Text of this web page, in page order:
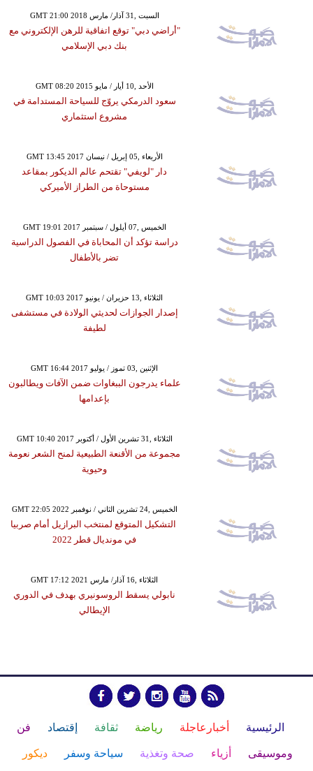
GMT 21:00 2018 السبت ,31 آذار/ مارس
"أراضي دبي" توقع اتفاقية للرهن الإلكتروني مع
بنك دبي الإسلامي
GMT 08:20 2015 الأحد ,10 أيار / مايو
سعود الدرمكي يروّج للسياحة المستدامة في
مشروع استثماري
GMT 13:45 2017 الأربعاء ,05 إبريل / نيسان
دار "لويفي" تقتحم عالم الديكور بمقاعد
مستوحاة من الطراز الأميركي
GMT 19:01 2017 الخميس ,07 أيلول / سبتمبر
دراسة تؤكد أن المحاباة في الفصول الدراسية
تضر بالأطفال
GMT 10:03 2017 الثلاثاء ,13 حزيران / يونيو
إصدار الجوازات لحديثي الولادة في مستشفى
لطيفة
GMT 16:44 2017 الإثنين ,03 تموز / يوليو
علماء يدرجون الببغاوات ضمن الآفات ويطالبون
بإعدامها
GMT 10:40 2017 الثلاثاء ,31 تشرين الأول / أكتوبر
مجموعة من الأقنعة الطبيعية لمنح الشعر نعومة
وحيوية
GMT 22:05 2022 الخميس ,24 تشرين الثاني / نوفمبر
التشكيل المتوقع لمنتخب البرازيل أمام صربيا
في مونديال قطر 2022
GMT 17:12 2021 الثلاثاء ,16 آذار/ مارس
نابولي يسقط الروسونيري بهدف في الدوري
الإيطالي
الرئيسية أخبارعاجلة رياضة ثقافة إقتصاد فن
وموسيقى أزياء صحة وتغذية سياحة وسفر ديكور